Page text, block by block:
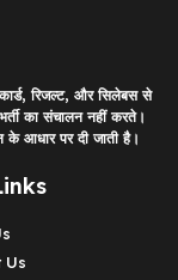
रिजल्ट, और सिलेबस से
का संचालन नहीं करते।
आधार पर दी जाती है।
Us